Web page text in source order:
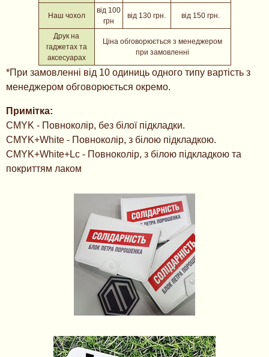
Наш чохол
від 100
грн
від 130 грн. від 150 грн.
Друк на
гаджетах та
аксесуарах
Ціна обговорюється з менеджером
при замовленні
*При замовленні від 10 одиниць одного типу вартість з
менеджером обговорюється окремо.
Примітка:
CMYK - Повноколір, без білої підкладки.
CMYK+White - Повноколір, з білою підкладкою.
CMYK+White+Lc - Повноколір, з білою підкладкою та
покриттям лаком